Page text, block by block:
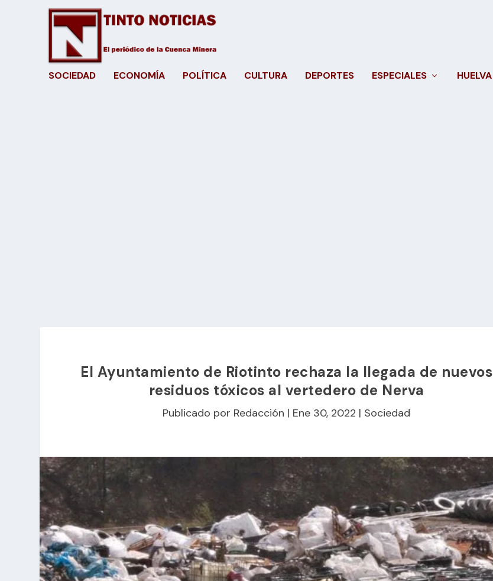
SOCIEDAD ECONOMÍA POLÍTICA CULTURA DEPORTES ESPECIALES HUELVA
El Ayuntamiento de Riotinto rechaza la llegada de nuevos
residuos tóxicos al vertedero de Nerva
Publicado por Redacción | Ene 30, 2022 | Sociedad